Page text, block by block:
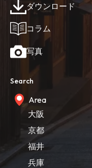
ダウンロード
コラム
写真
Search
Area
大阪
京都
福井
兵庫